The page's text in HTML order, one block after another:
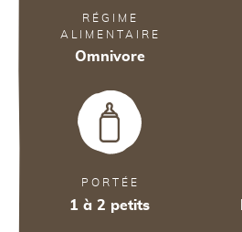
RÉGIME
ALIMENTAIRE
Omnivore
PORTÉE
1 à 2 petits
A